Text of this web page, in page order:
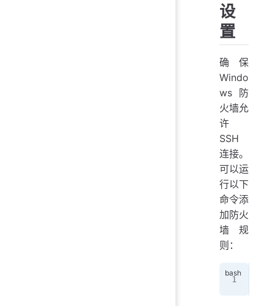
设
置
确保
Windo
ws 防
火墙允
许
SSH
连接。
可以运
行以下
命令添
加防火
墙规
则：